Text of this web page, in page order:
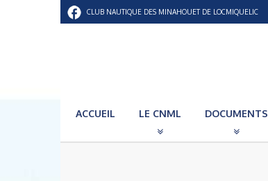
CLUB NAUTIQUE DES MINAHOUET DE LOCMIQUELIC
ACCUEIL LE CNML DOCUMENTS